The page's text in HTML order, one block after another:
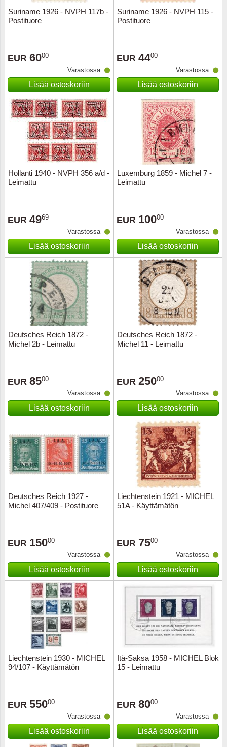
Suriname 1926 - NVPH 117b -
Postituore
EUR 6000
Varastossa
Lisää ostoskoriin
Suriname 1926 - NVPH 115 -
Postituore
EUR 4400
Varastossa
Lisää ostoskoriin
Hollanti 1940 - NVPH 356 a/d -
Leimattu
EUR 4969
Varastossa
Lisää ostoskoriin
Luxemburg 1859 - Michel 7 -
Leimattu
EUR 10000
Varastossa
Lisää ostoskoriin
Deutsches Reich 1872 -
Michel 2b - Leimattu
EUR 8500
Varastossa
Lisää ostoskoriin
Deutsches Reich 1872 -
Michel 11 - Leimattu
EUR 25000
Varastossa
Lisää ostoskoriin
Deutsches Reich 1927 -
Michel 407/409 - Postituore
EUR 15000
Varastossa
Lisää ostoskoriin
Liechtenstein 1921 - MICHEL
51A - Käyttämätön
EUR 7500
Varastossa
Lisää ostoskoriin
Liechtenstein 1930 - MICHEL
94/107 - Käyttämätön
EUR 55000
Varastossa
Lisää ostoskoriin
Itä-Saksa 1958 - MICHEL Blok
15 - Leimattu
EUR 8000
Varastossa
Lisää ostoskoriin